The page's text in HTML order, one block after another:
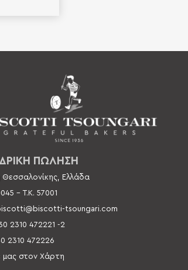
ΠΩΛΗΣΗ
Ελλάδα
–Τ.Κ. 57001
tsoungari.com
2310 472221 -2
2310 472226
μας στον Χάρτη